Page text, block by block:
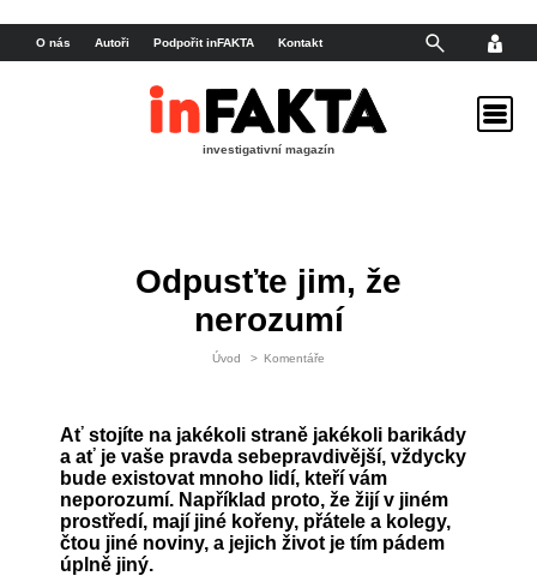
Odpusťte jim, že
nerozumí
Úvod > Komentáře
Ať stojíte na jakékoli straně jakékoli barikády
a ať je vaše pravda sebepravdivější, vždycky
bude existovat mnoho lidí, kteří vám
neporozumí. Například proto, že žijí v jiném
prostředí, mají jiné kořeny, přátele a kolegy,
čtou jiné noviny, a jejich život je tím pádem
úplně jiný.
investigativní magazín
O nás Autoři Podpořit inFAKTA Kontakt